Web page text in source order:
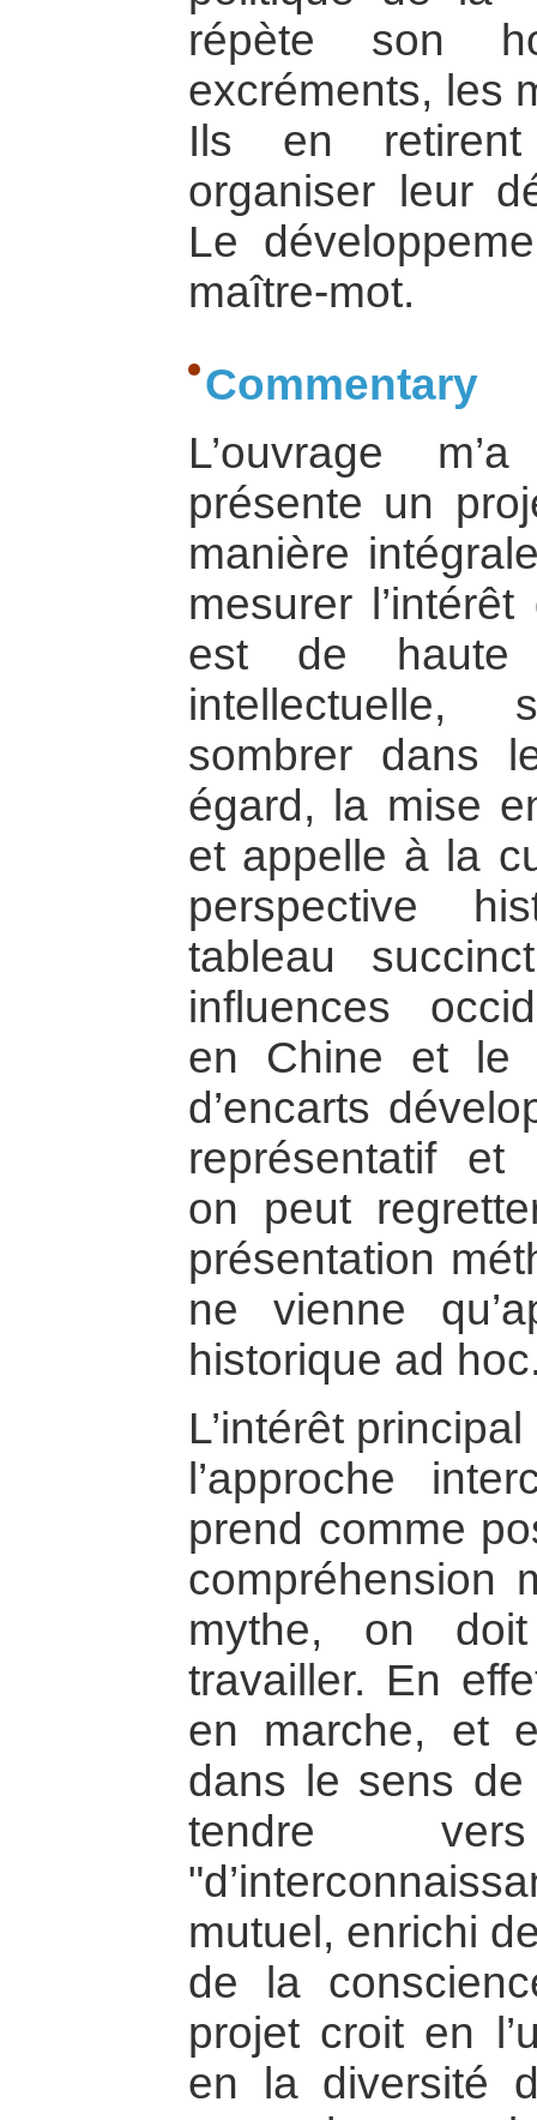
répète son
excréments, les
Ils en
organiser leur
Le
maître-mot.
Commentary
L’ouvrage
présente un
manière
mesurer
est de haute
sombrer dans
égard, la mise
et appelle à la
perspective
tableau
influences
en Chine et le
d’encarts
représentatif et
on peut
présentation
ne vienne
historique ad
L’intérêt
l’approche
prend comme
compréhension
mythe, on
travailler. En
en marche, et
dans le sens de
tendre
mutuel, enrichi
de la
projet croit en
en la diversité